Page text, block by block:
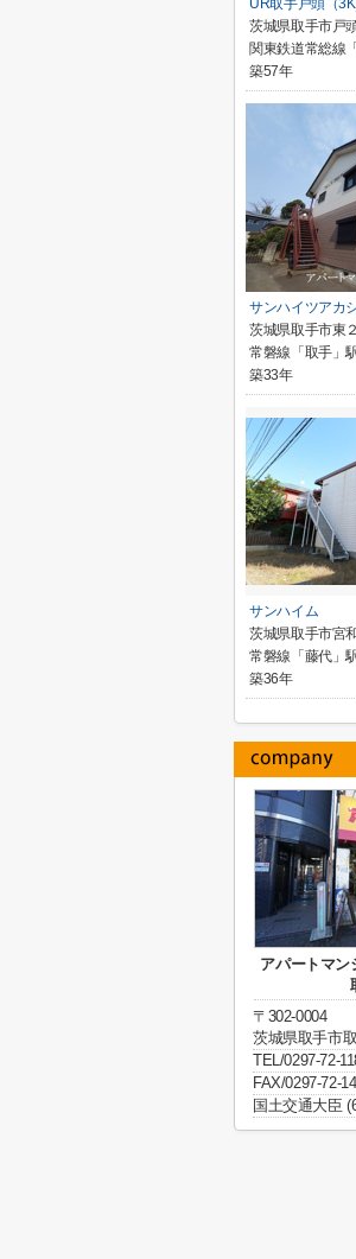
UR取手戸頭（
茨城県取手市戸
関東鉄道常総線
築57年
サンハイツアカ
茨城県取手市東
常磐線「取手」
築33年
サンハイム
茨城県取手市宮
常磐線「藤代」
築36年
アパートマ
〒302-0004
茨城県取手市
TEL/0297-72-
FAX/0297-72-
国土交通大臣